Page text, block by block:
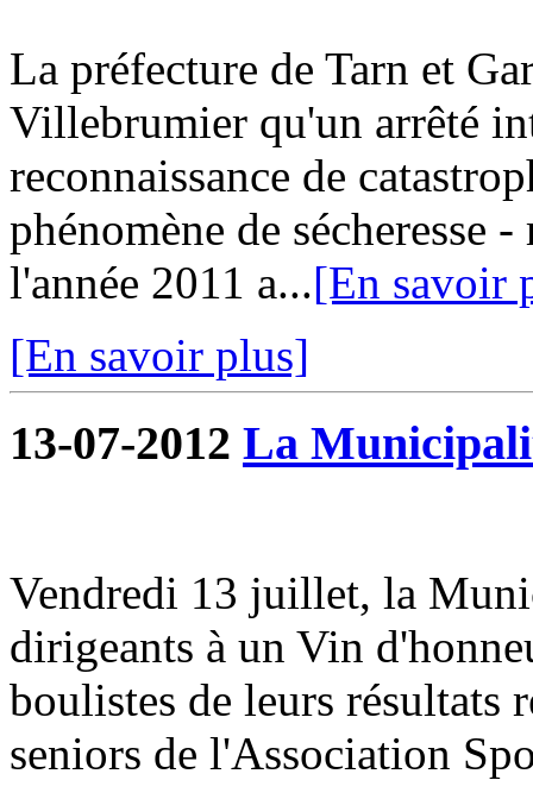
La préfecture de Tarn et
Villebrumier qu'un arrêté
reconnaissance de
phénomène de sécheresse
l'année 2011 a...[En savoir
[En savoir plus]
13-07-2012 La
Vendredi 13 juillet, la
dirigeants à un Vin
boulistes de leurs résultats
seniors de l'Association